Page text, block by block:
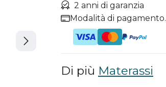
2 anni di garanzia
Modalità di pagamento.
Di più Materassi